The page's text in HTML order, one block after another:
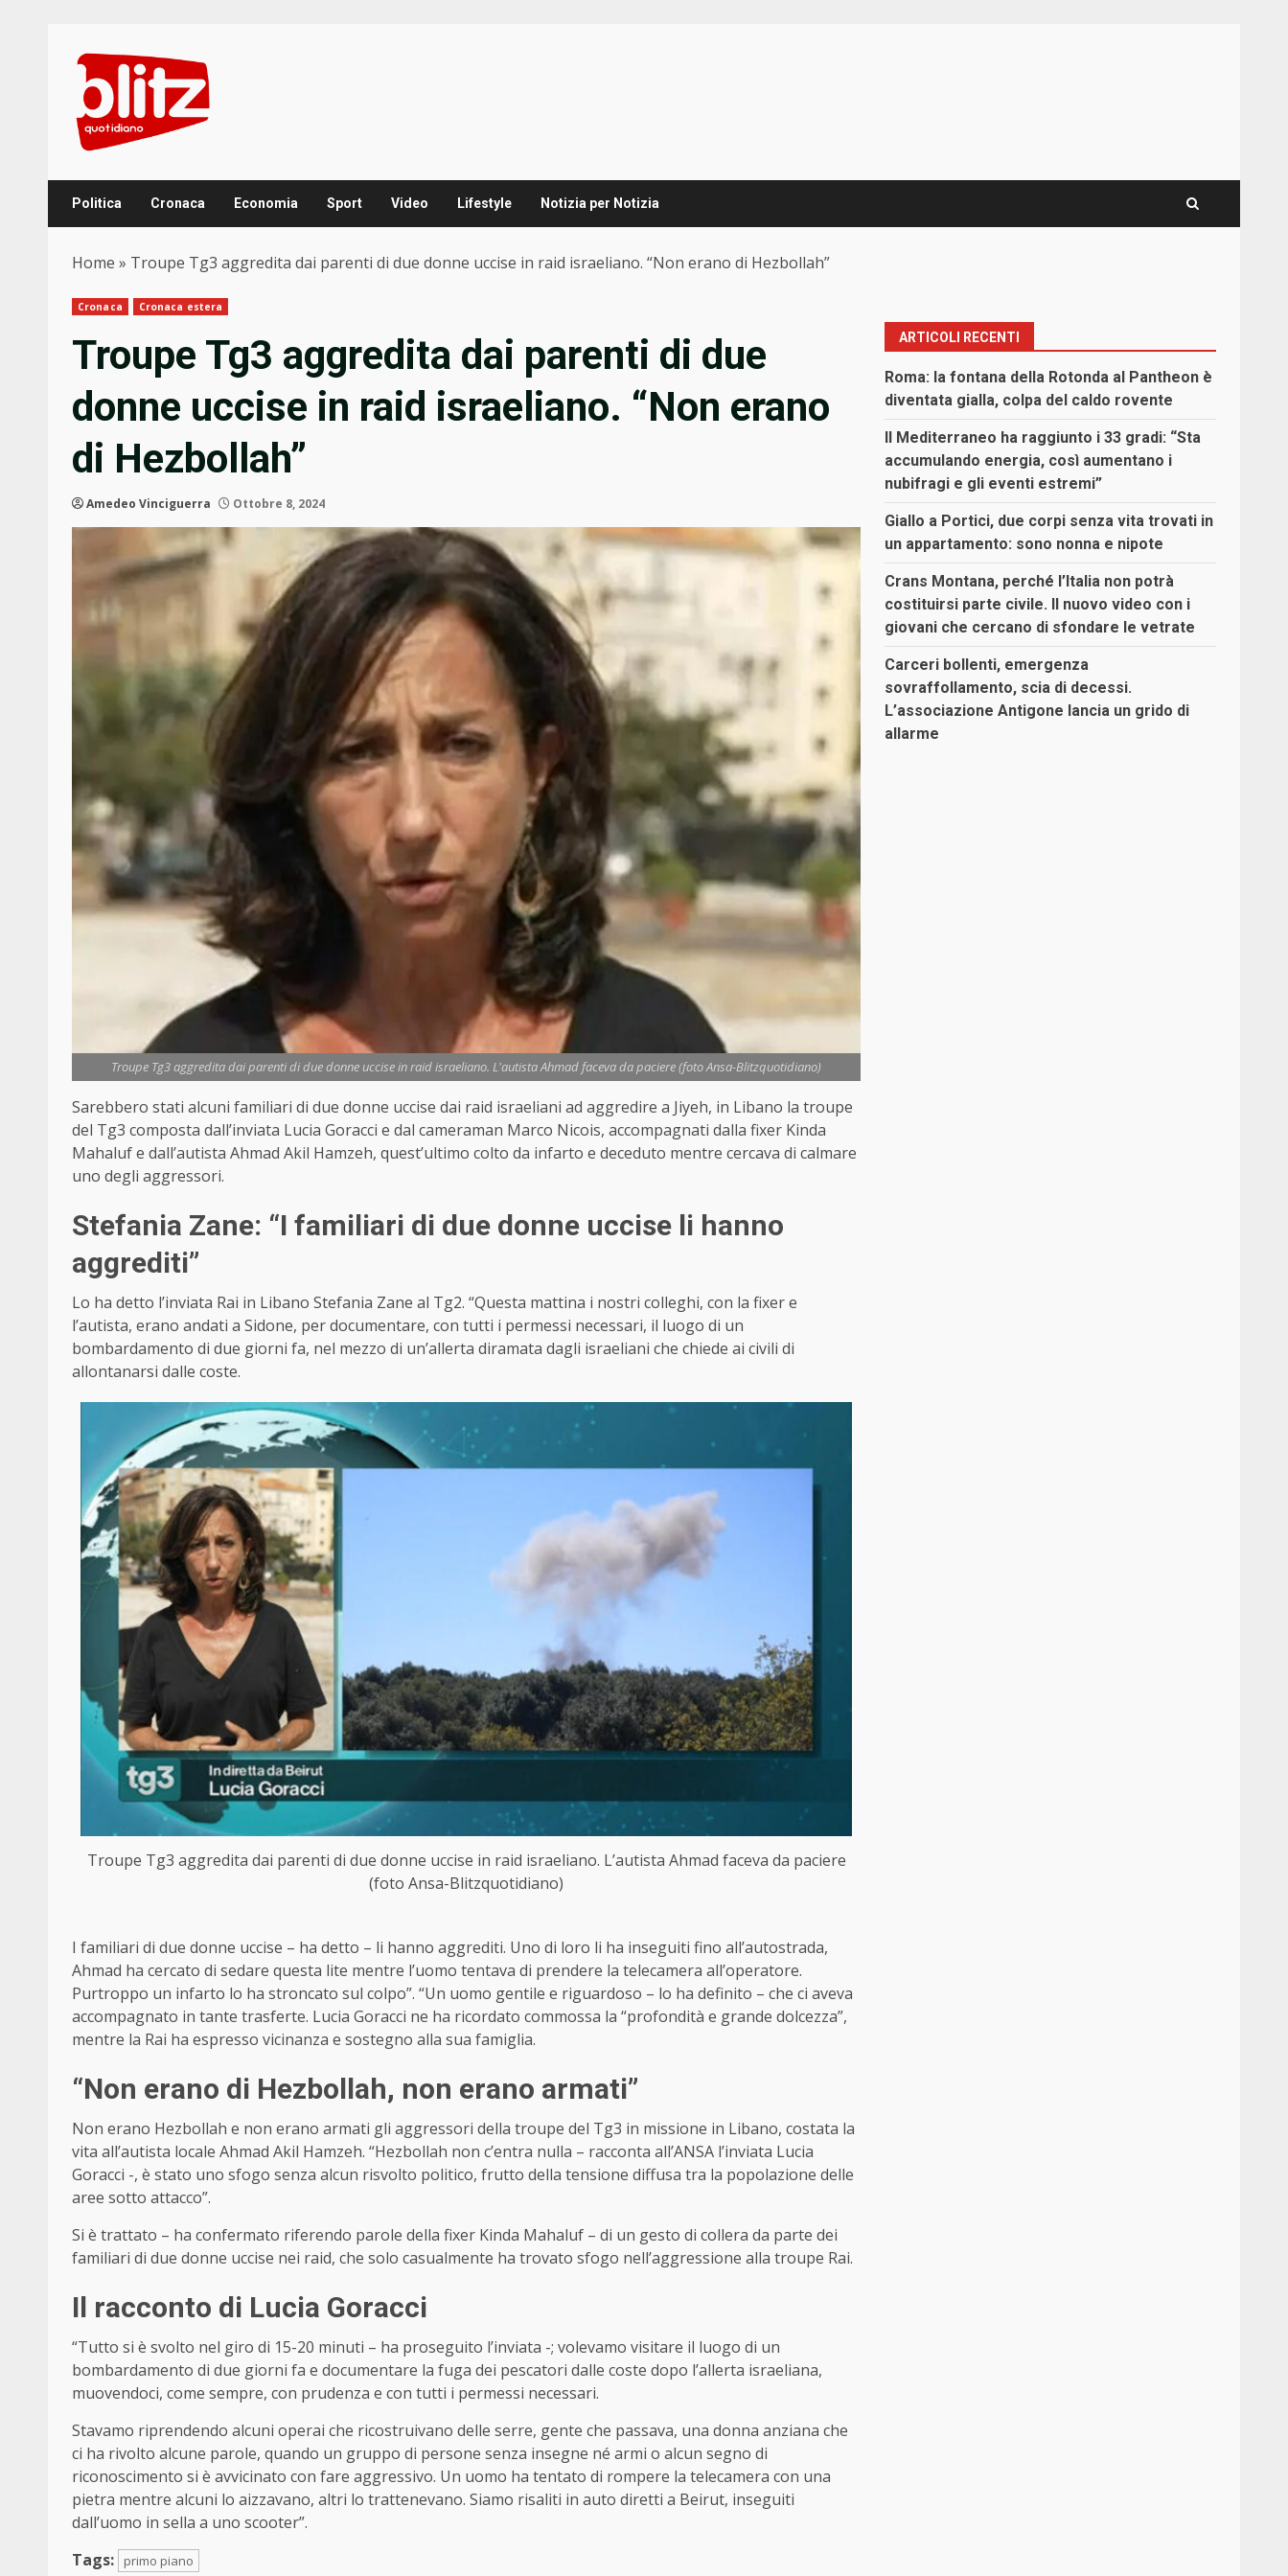
content
Politica Cronaca Economia Sport Video Lifestyle Notizia per Notizia
Home » Troupe Tg3 aggredita dai parenti di due donne uccise in raid israeliano. “Non erano di Hezbollah”
Cronaca Cronaca estera
Troupe Tg3 aggredita dai parenti di due
donne uccise in raid israeliano. “Non erano
di Hezbollah”
Amedeo Vinciguerra Ottobre 8, 2024
Troupe Tg3 aggredita dai parenti di due donne uccise in raid israeliano. L'autista Ahmad faceva da paciere (foto Ansa-Blitzquotidiano)
Sarebbero stati alcuni familiari di due donne uccise dai raid israeliani ad aggredire a Jiyeh, in Libano la troupe
del Tg3 composta dall’inviata Lucia Goracci e dal cameraman Marco Nicois, accompagnati dalla fixer Kinda
Mahaluf e dall’autista Ahmad Akil Hamzeh, quest’ultimo colto da infarto e deceduto mentre cercava di calmare
uno degli aggressori.
Stefania Zane: “I familiari di due donne uccise li hanno
aggrediti”
Lo ha detto l’inviata Rai in Libano Stefania Zane al Tg2. “Questa mattina i nostri colleghi, con la fixer e
l’autista, erano andati a Sidone, per documentare, con tutti i permessi necessari, il luogo di un
bombardamento di due giorni fa, nel mezzo di un’allerta diramata dagli israeliani che chiede ai civili di
allontanarsi dalle coste.
Troupe Tg3 aggredita dai parenti di due donne uccise in raid israeliano. L’autista Ahmad faceva da paciere
(foto Ansa-Blitzquotidiano)
I familiari di due donne uccise – ha detto – li hanno aggrediti. Uno di loro li ha inseguiti fino all’autostrada,
Ahmad ha cercato di sedare questa lite mentre l’uomo tentava di prendere la telecamera all’operatore.
Purtroppo un infarto lo ha stroncato sul colpo”. “Un uomo gentile e riguardoso – lo ha definito – che ci aveva
accompagnato in tante trasferte. Lucia Goracci ne ha ricordato commossa la “profondità e grande dolcezza”,
mentre la Rai ha espresso vicinanza e sostegno alla sua famiglia.
“Non erano di Hezbollah, non erano armati”
Non erano Hezbollah e non erano armati gli aggressori della troupe del Tg3 in missione in Libano, costata la
vita all’autista locale Ahmad Akil Hamzeh. “Hezbollah non c’entra nulla – racconta all’ANSA l’inviata Lucia
Goracci -, è stato uno sfogo senza alcun risvolto politico, frutto della tensione diffusa tra la popolazione delle
aree sotto attacco”.
Si è trattato – ha confermato riferendo parole della fixer Kinda Mahaluf – di un gesto di collera da parte dei
familiari di due donne uccise nei raid, che solo casualmente ha trovato sfogo nell’aggressione alla troupe Rai.
Il racconto di Lucia Goracci
“Tutto si è svolto nel giro di 15-20 minuti – ha proseguito l’inviata -; volevamo visitare il luogo di un
bombardamento di due giorni fa e documentare la fuga dei pescatori dalle coste dopo l’allerta israeliana,
muovendoci, come sempre, con prudenza e con tutti i permessi necessari.
Stavamo riprendendo alcuni operai che ricostruivano delle serre, gente che passava, una donna anziana che
ci ha rivolto alcune parole, quando un gruppo di persone senza insegne né armi o alcun segno di
riconoscimento si è avvicinato con fare aggressivo. Un uomo ha tentato di rompere la telecamera con una
pietra mentre alcuni lo aizzavano, altri lo trattenevano. Siamo risaliti in auto diretti a Beirut, inseguiti
dall’uomo in sella a uno scooter”.
Tags:
primo piano
ARTICOLI RECENTI
Roma: la fontana della Rotonda al Pantheon è
diventata gialla, colpa del caldo rovente
Il Mediterraneo ha raggiunto i 33 gradi: “Sta
accumulando energia, così aumentano i
nubifragi e gli eventi estremi”
Giallo a Portici, due corpi senza vita trovati in
un appartamento: sono nonna e nipote
Crans Montana, perché l’Italia non potrà
costituirsi parte civile. Il nuovo video con i
giovani che cercano di sfondare le vetrate
Carceri bollenti, emergenza
sovraffollamento, scia di decessi.
L’associazione Antigone lancia un grido di
allarme